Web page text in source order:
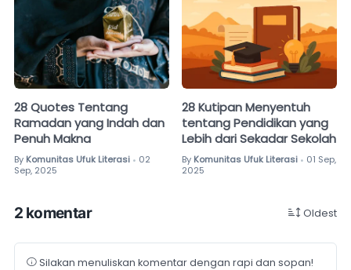
28 Quotes Tentang
Ramadan yang Indah dan
Penuh Makna
By Komunitas Ufuk Literasi • 02
Sep, 2025
28 Kutipan Menyentuh
tentang Pendidikan yang
Lebih dari Sekadar Sekolah
By Komunitas Ufuk Literasi • 01 Sep,
2025
2 komentar Oldest
Silakan menuliskan komentar dengan rapi dan sopan!